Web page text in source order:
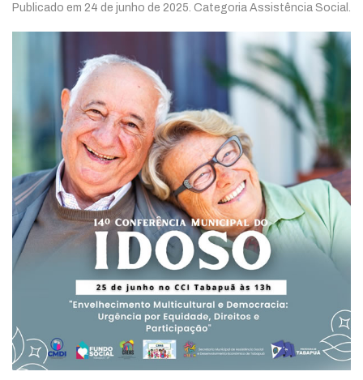
Publicado em 24 de junho de 2025 . Categoria Assistência Social.